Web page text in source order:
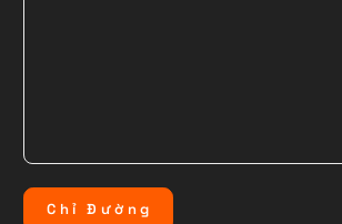
C hỉ Đ ườ ng